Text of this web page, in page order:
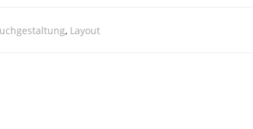
, Layout